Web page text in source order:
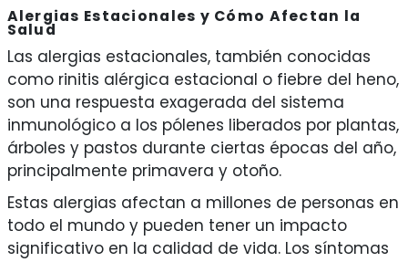
Alergias Estacionales y Cómo Afectan la
Salud
Las alergias estacionales, también conocidas
como rinitis alérgica estacional o fiebre del heno,
son una respuesta exagerada del sistema
inmunológico a los pólenes liberados por plantas,
árboles y pastos durante ciertas épocas del año,
principalmente primavera y otoño.
Estas alergias afectan a millones de personas en
todo el mundo y pueden tener un impacto
significativo en la calidad de vida. Los síntomas